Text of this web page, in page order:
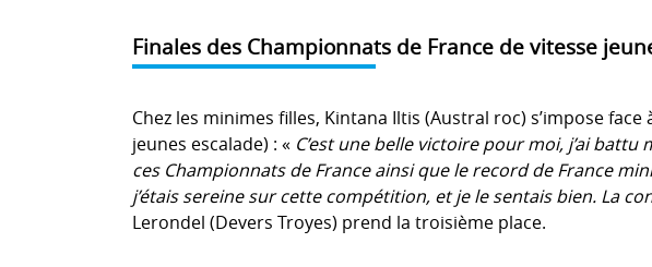
Finales des Championnats de France de vitesse
Chez les minimes filles, Kintana Iltis (Austral roc) s’impose face
jeunes escalade) : « C’est une belle victoire pour moi, j’ai
ces Championnats de France ainsi que le record de France
j’étais sereine sur cette compétition, et je le sentais bien. La
Lerondel (Devers Troyes) prend la troisième place.